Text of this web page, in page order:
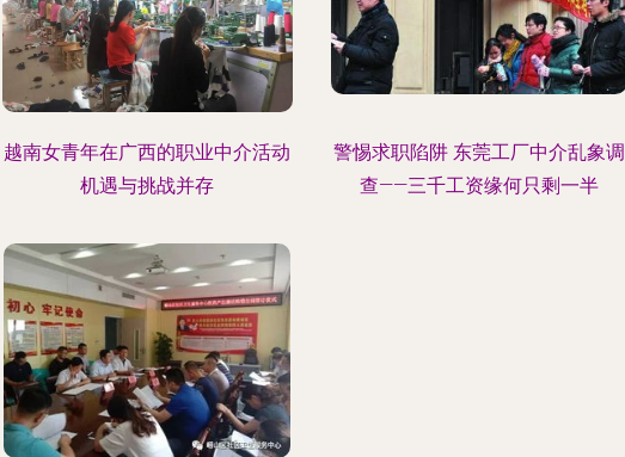
越南女青年在广西的职业中介活动
机遇与挑战并存
警惕求职陷阱 东莞工厂中介乱象调
查——三千工资缘何只剩一半